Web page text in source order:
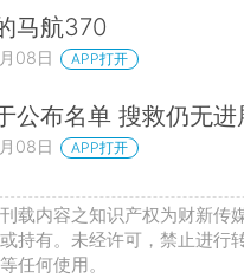
马航370
08日 APP打开
公布名单 搜救仍无进
08日 APP打开
载内容之知识产权为财新传
持有。未经许可，禁止进行
任何使用。